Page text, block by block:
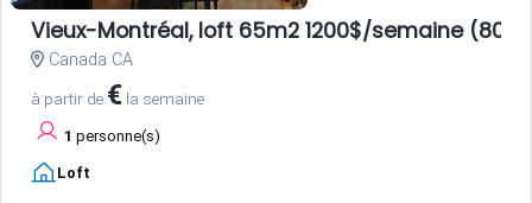
Vieux-Montréal, loft 65m2 1200$/semaine
Canada CA
à partir de € la semaine
1 personne(s)
Loft